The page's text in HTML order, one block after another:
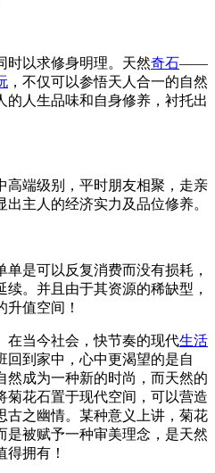
时以求修身明理。天然奇石——
，不仅可以参悟天人合一的自然
的人生品味和自身修养，衬托出
高端级别，平时朋友相聚，走亲
主人的经济实力及品位修养。
是可以反复消费而没有损耗，
续。并且由于其资源的稀缺型，
值空间！
在当今社会，快节奏的现代生活
回到家中，心中更渴望的是自
然成为一种新的时尚，而天然的
菊花石置于现代空间，可以营造
古之幽情。某种意义上讲，菊花
是被赋予一种审美理念，是天然
拥有！